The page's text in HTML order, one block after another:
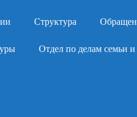
Структура
Отдел по делам семьи и